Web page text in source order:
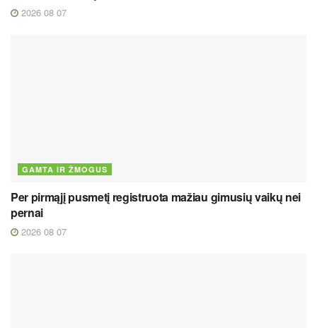
2026 08 07
GAMTA IR ŽMOGUS
Per pirmąjį pusmetį registruota mažiau gimusių vaikų nei
pernai
2026 08 07